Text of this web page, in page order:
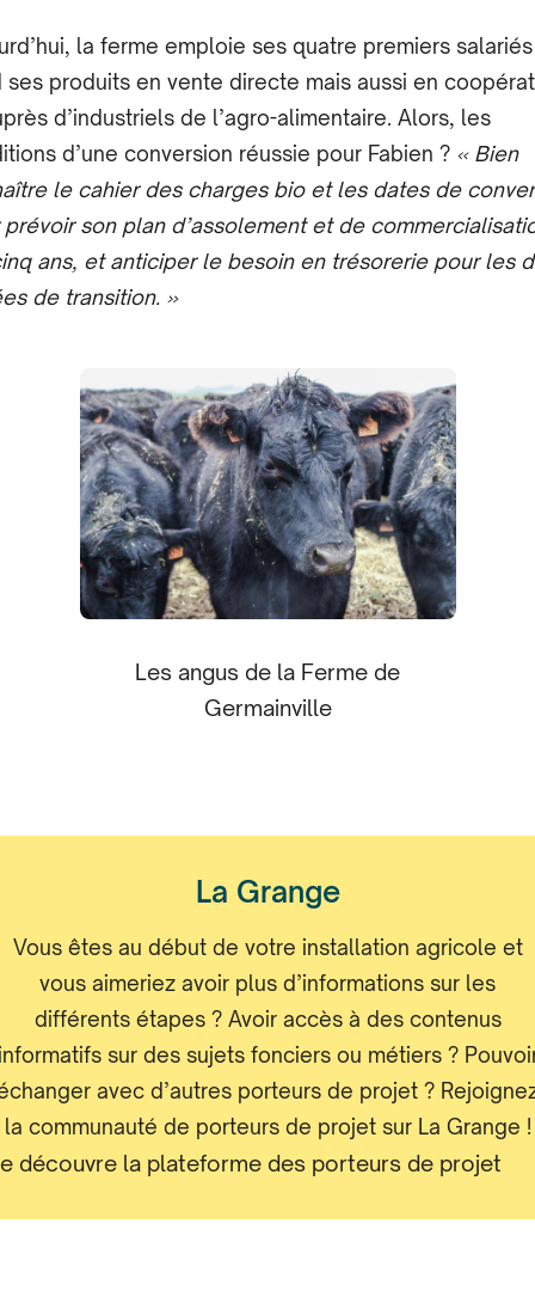
la ferme emploie ses quatre premiers
ses produits ​en vente directe mais aussi en
d’industriels de l’agro-alimentaire. Alors, les
d’une conversion réussie pour Fabien ? « Bien
le cahier des charges bio et les dates de
son plan d’assolement et de
ans, et anticiper le besoin en trésorerie pour les
​de transition. »
Les angus de la Ferme de
Germainville
La Grange
Vous êtes au début de votre installation agricole et
vous aimeriez avoir plus d’informations sur les
différents étapes ? Avoir accès à des contenus
sur des sujets fonciers ou métiers ?
avec d’autres porteurs de projet ?
la communauté de porteurs de projet sur La Grange !
découvre la plateforme des porteurs de projet